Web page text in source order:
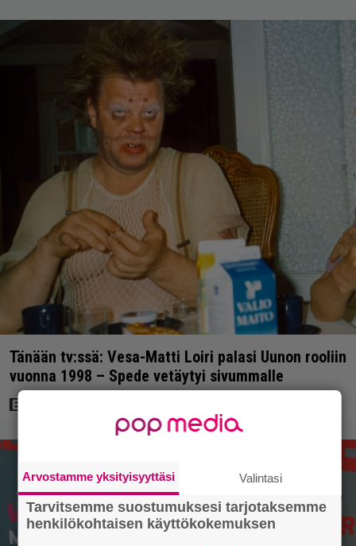
Tänään tv:ssä: Vesa-Matti Loiri palasi Uunon rooliin
vuonna 1998 – Spede vetäytyi sivummalle
Arvostamme yksityisyyttäsi Valintasi
Tarvitsemme suostumuksesi tarjotaksemme
henkilökohtaisen käyttökokemuksen